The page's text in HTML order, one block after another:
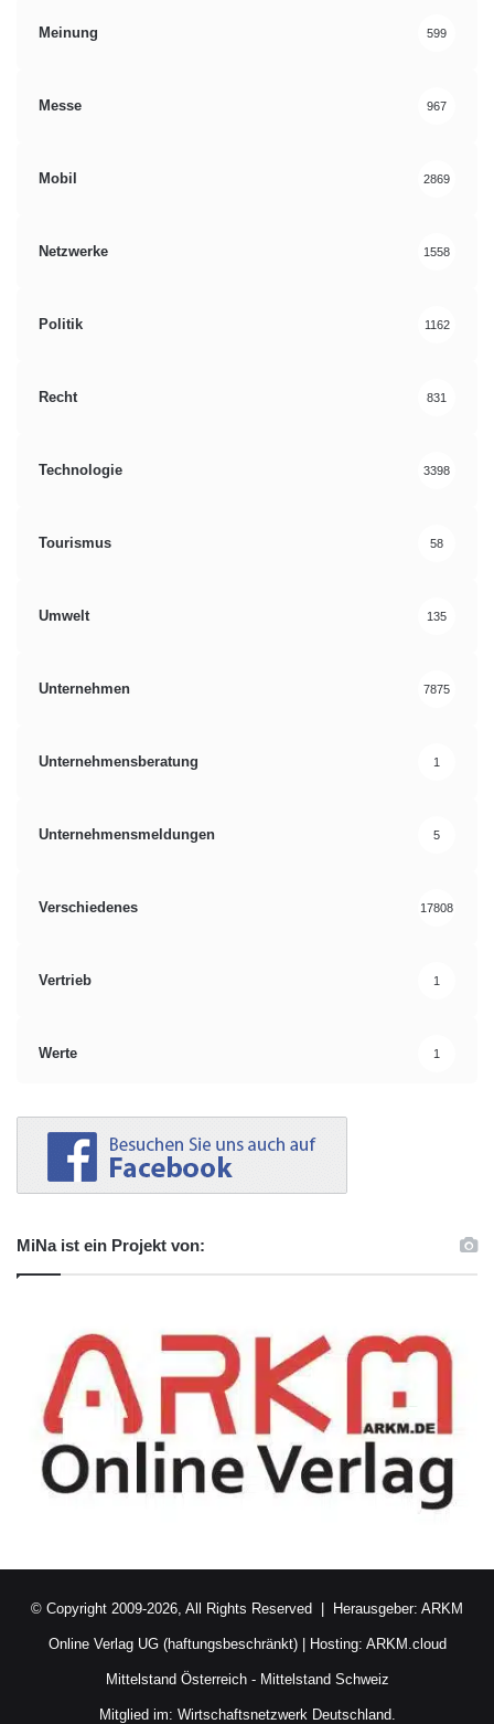
Meinung 599
Messe 967
Mobil 2869
Netzwerke 1558
Politik 1162
Recht 831
Technologie 3398
Tourismus 58
Umwelt 135
Unternehmen 7875
Unternehmensberatung 1
Unternehmensmeldungen 5
Verschiedenes 17808
Vertrieb 1
Werte 1
MiNa ist ein Projekt von:
© Copyright 2009-2026, All Rights Reserved | Herausgeber: ARKM
Online Verlag UG (haftungsbeschränkt)| Hosting: ARKM.cloud
Mittelstand Österreich- Mittelstand Schweiz
Mitglied im: Wirtschaftsnetzwerk Deutschland.